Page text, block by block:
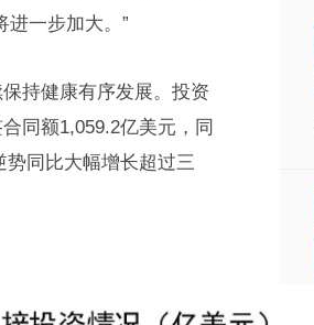
进一步加大。”
持健康有序发展。投资
同额1,059.2亿美元，同
势同比大幅增长超过三